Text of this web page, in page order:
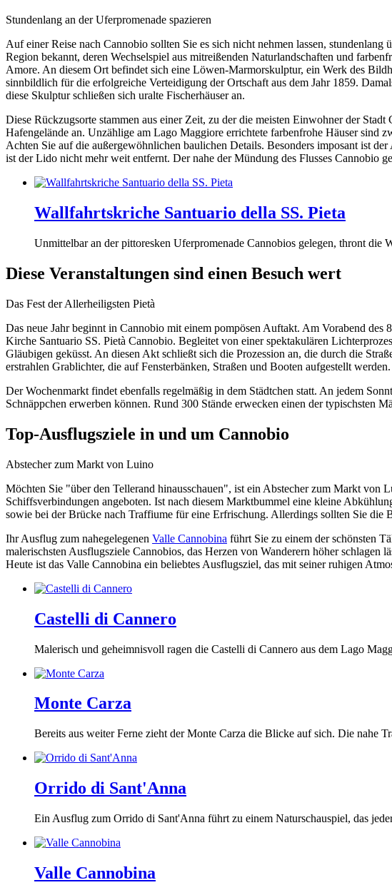
Stundenlang an der Uferpromenade spazieren
Auf einer Reise nach Cannobio sollten Sie es sich nicht nehmen lassen,
Region bekannt, deren Wechselspiel aus mitreißenden Naturlandschaften und
Amore. An diesem Ort befindet sich eine Löwen-Marmorskulptur, ein Werk des
sinnbildlich für die erfolgreiche Verteidigung der Ortschaft aus dem Jahr 1859.
diese Skulptur schließen sich uralte Fischerhäuser an.
Diese Rückzugsorte stammen aus einer Zeit, zu der die meisten Einwohner der
Hafengelände an. Unzählige am Lago Maggiore errichtete farbenfrohe Häuser sind
Achten Sie auf die außergewöhnlichen baulichen Details. Besonders imposant ist
ist der Lido nicht mehr weit entfernt. Der nahe der Mündung des Flusses Cannobio
Wallfahrtskriche Santuario della SS. Pieta
Unmittelbar an der pittoresken Uferpromenade Cannobios gelegen, thront die
Diese Veranstaltungen sind einen Besuch wert
Das Fest der Allerheiligsten Pietà
Das neue Jahr beginnt in Cannobio mit einem pompösen Auftakt. Am Vorabend des
Kirche Santuario SS. Pietà Cannobio. Begleitet von einer spektakulären
Gläubigen geküsst. An diesen Akt schließt sich die Prozession an, die durch die
erstrahlen Grablichter, die auf Fensterbänken, Straßen und Booten aufgestellt
Der Wochenmarkt findet ebenfalls regelmäßig in dem Städtchen statt. An jedem
Schnäppchen erwerben können. Rund 300 Stände erwecken einen der typischsten
Top-Ausflugsziele in und um Cannobio
Abstecher zum Markt von Luino
Möchten Sie "über den Tellerand hinausschauen", ist ein Abstecher zum Markt
Schiffsverbindungen angeboten. Ist nach diesem Marktbummel eine kleine
sowie bei der Brücke nach Traffiume für eine Erfrischung. Allerdings sollten Sie die
Ihr Ausflug zum nahegelegenen Valle Cannobina führt Sie zu einem der schönsten
malerischsten Ausflugsziele Cannobios, das Herzen von Wanderern höher schlagen
Heute ist das Valle Cannobina ein beliebtes Ausflugsziel, das mit seiner ruhigen
Castelli di Cannero
Malerisch und geheimnisvoll ragen die Castelli di Cannero aus dem Lago
Monte Carza
Bereits aus weiter Ferne zieht der Monte Carza die Blicke auf sich. Die nahe
Orrido di Sant'Anna
Ein Ausflug zum Orrido di Sant'Anna führt zu einem Naturschauspiel, das
Valle Cannobina